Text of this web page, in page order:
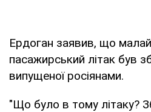
Ердоган заявив, що
пасажирський літак був
випущеної росіянами.
"Що було в тому літаку?